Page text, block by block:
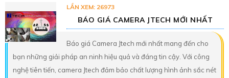
LẦN XEM: 26973
BÁO GIÁ CAMERA JTECH MỚI NHẤT
Báo giá Camera Jtech mới nhất mang đến cho
bạn những giải pháp an ninh hiệu quả và đáng tin cậy. Với công
nghệ tiên tiến, camera Jtech đảm bảo chất lượng hình ảnh sắc nét